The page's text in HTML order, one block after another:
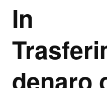
In
denaro